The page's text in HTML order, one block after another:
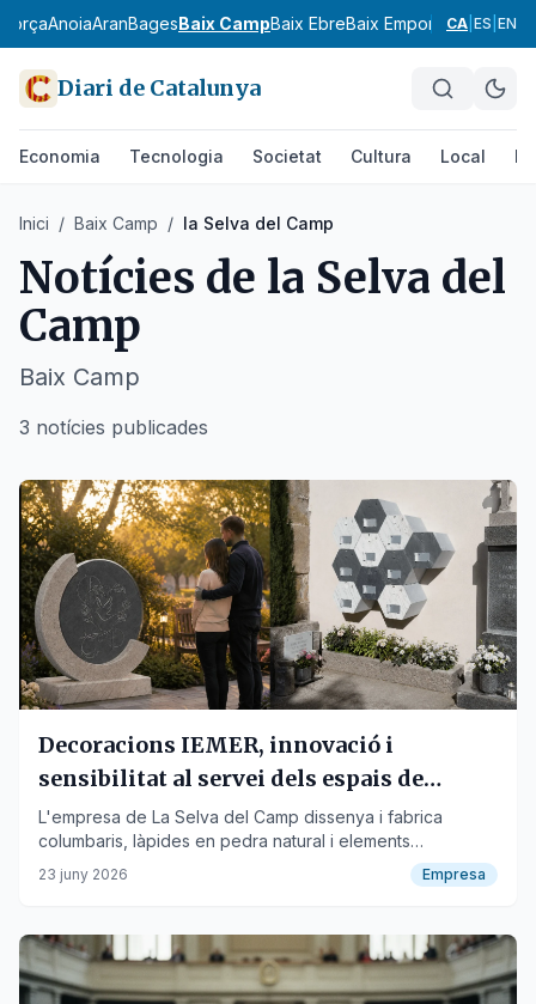
AnoiaAranBagesBaix CampBaix EbreBaix EmpordàBaix
CA ES EN
Diari de Catalunya
Economia Tecnologia Societat Cultura Local
Inici / Baix Camp / la Selva del Camp
Notícies de la Selva del
Camp
Baix Camp
3 notícies publicades
Decoracions IEMER, innovació i
sensibilitat al servei dels espais de
record
L'empresa de La Selva del Camp dissenya i fabrica
columbaris, làpides en pedra natural i elements
commemoratius que combinen funcionalitat i estètica, amb
una cura especial pels espais de dol perinatal.
23 juny 2026 Empresa